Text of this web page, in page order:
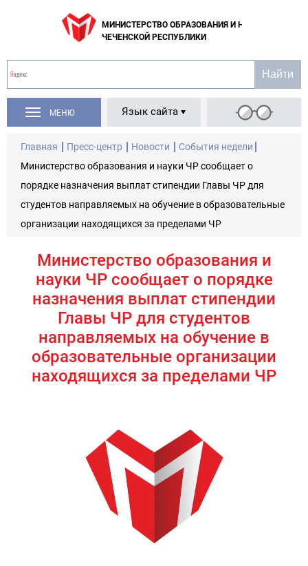
МИНИСТЕРСТВО ОБРАЗОВАНИЯ И НАУКИ
ЧЕЧЕНСКОЙ РЕСПУБЛИКИ
МЕНЮ Язык сайта
Главная Пресс-центр Новости
События недели
Министерство образования и науки ЧР сообщает о
порядке назначения выплат стипендии Главы ЧР для
студентов направляемых на обучение в образовательные
организации находящихся за пределами ЧР
Министерство образования и
науки ЧР сообщает о порядке
назначения выплат стипендии
Главы ЧР для студентов
направляемых на обучение в
образовательные организации
находящихся за пределами ЧР